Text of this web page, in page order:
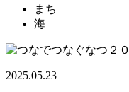
まち
海
2025.05.23